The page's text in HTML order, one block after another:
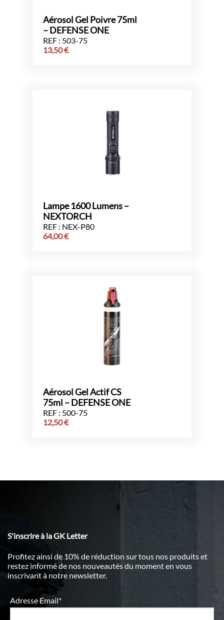
Aérosol Gel Poivre 75ml
– DEFENSE ONE
REF : 503-75
13,50€
Lampe 1600 Lumens –
NEXTORCH
REF : NEX-P80
64,00€
Aérosol Gel Actif CS
75ml – DEFENSE ONE
REF : 500-75
12,50€
S'inscrire à la GK Letter
Profitez ainsi de 10% de réduction sur tous nos produits et
restez informé de nos nouveautés du moment en vous
inscrivant à notre newsletter.
Adresse Email*